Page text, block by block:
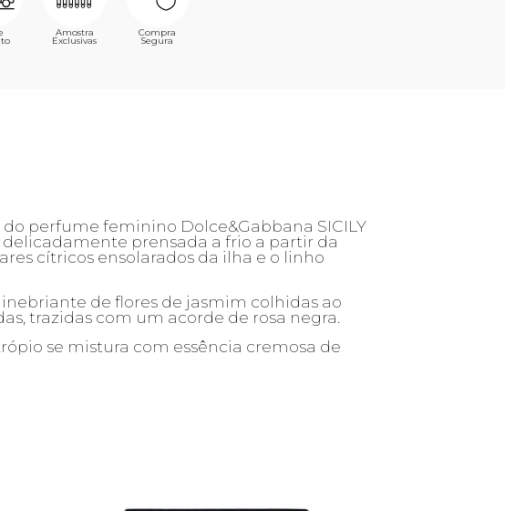
Amostra
Exclusivas
Compra
Segura
perfume feminino Dolce&Gabbana SICILY
prensada a frio a partir da
cítricos ensolarados da ilha e o linho
de flores de jasmim colhidas ao
trazidas com um acorde de rosa negra.
se mistura com essência cremosa de